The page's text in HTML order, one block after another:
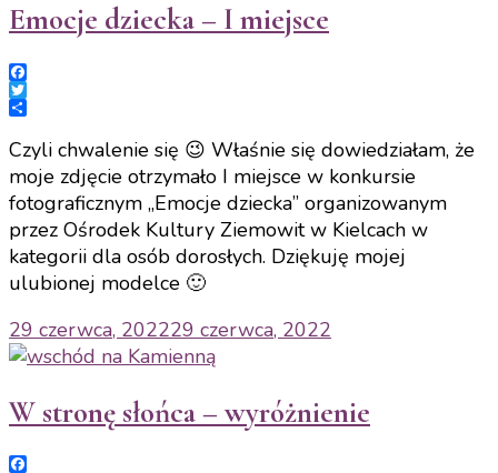
Emocje dziecka – I miejsce
Facebook
Twitter
Share
Czyli chwalenie się 😉 Właśnie się dowiedziałam, że
moje zdjęcie otrzymało I miejsce w konkursie
fotograficznym „Emocje dziecka” organizowanym
przez Ośrodek Kultury Ziemowit w Kielcach w
kategorii dla osób dorosłych. Dziękuję mojej
ulubionej modelce 🙂
29 czerwca, 202229 czerwca, 2022
W stronę słońca – wyróżnienie